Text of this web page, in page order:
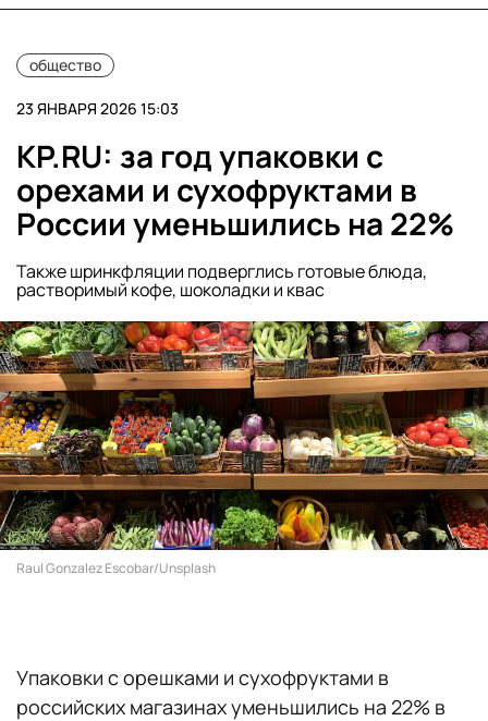
общество
23 ЯНВАРЯ 2026 15:03
KP.RU: за год упаковки с
орехами и сухофруктами в
России уменьшились на 22%
Также шринкфляции подверглись готовые блюда,
растворимый кофе, шоколадки и квас
Raul Gonzalez Escobar/Unsplash
Упаковки с орешками и сухофруктами в
российских магазинах уменьшились на 22% в